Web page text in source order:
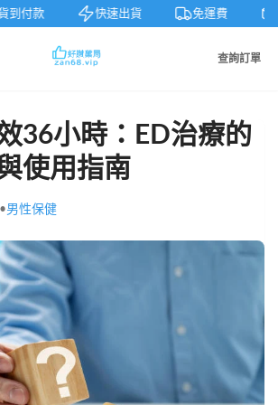
付款 快速出貨 免運費
查詢訂單
36小時：ED治療的
使用指南
•男性保健